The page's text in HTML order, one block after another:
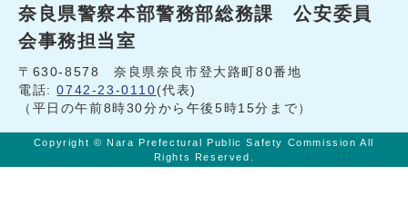
奈良県警察本部警務部総務課 公安委員
会事務担当室
〒630-8578 奈良県奈良市登大路町80番地
電話:0742-23-0110 (代表)
（平日の午前8時30分から午後5時15分まで）
Copyright © Nara Prefectural Public Safety Commission All
Rights Reserved.